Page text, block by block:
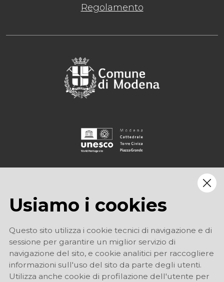
Regolamento
Usiamo i cookies
Questo sito utilizza i cookie tecnici di navigazione e di
sessione per garantire un miglior servizio di
navigazione del sito, e cookie analitici per raccogliere
informazioni sull'uso del sito da parte degli utenti.
Utilizza anche cookie di profilazione dell'utente per